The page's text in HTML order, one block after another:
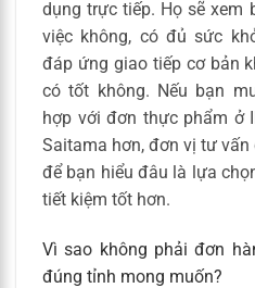
dụng trực tiếp. Họ sẽ xem
việc không, có đủ sức
đáp ứng giao tiếp cơ bản
có tốt không. Nếu bạn
hợp với đơn thực phẩm ở
Saitama hơn, đơn vị tư
để bạn hiểu đâu là lựa
tiết kiệm tốt hơn.
Vì sao không phải đơn
đúng tỉnh mong muốn?